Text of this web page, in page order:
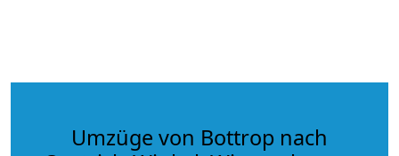
Umzüge von Bottrop nach